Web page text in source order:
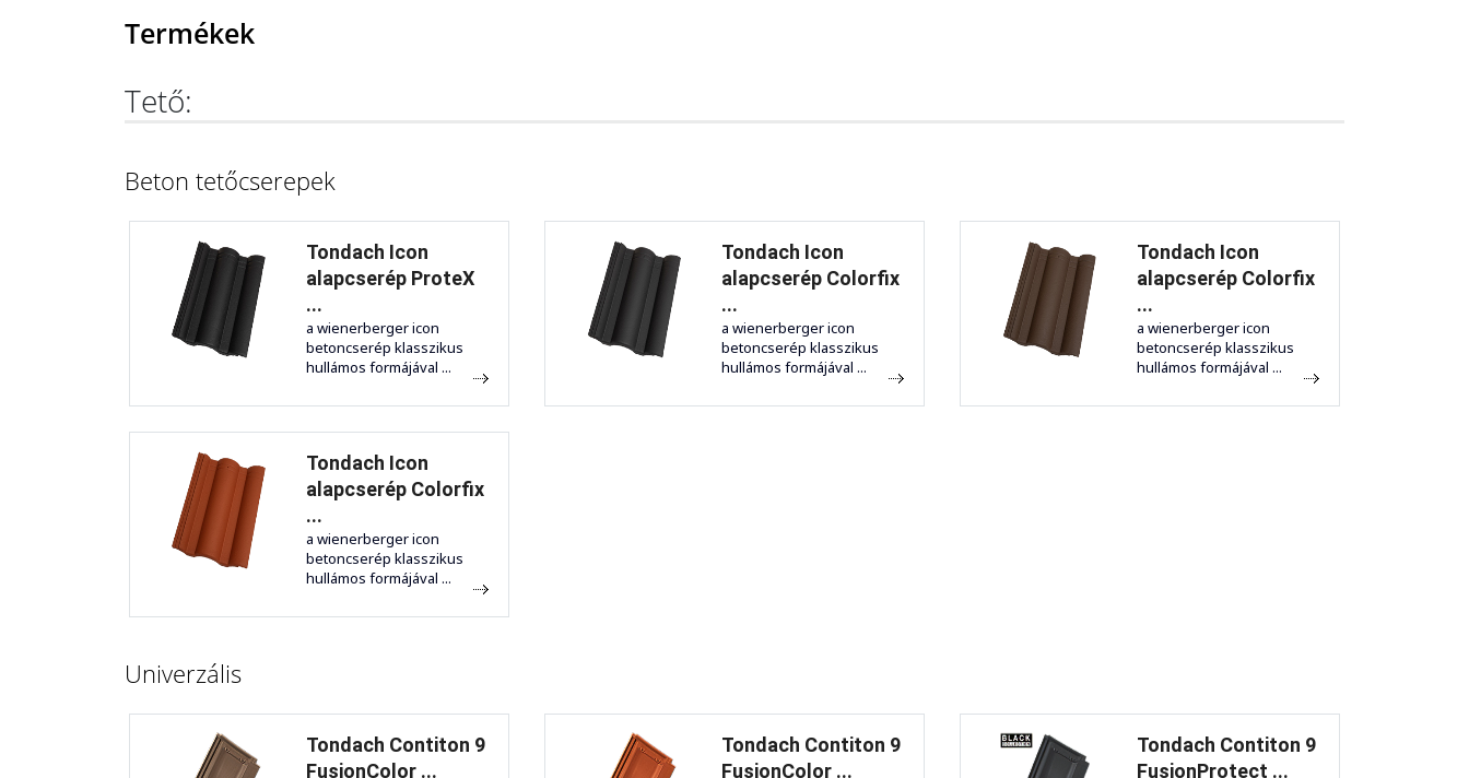
Termékek
Tető:
Beton tetőcserepek
Tondach Icon
alapcserép ProteX
...
a wienerberger icon
betoncserép klasszikus
hullámos formájával ...
Tondach Icon
alapcserép Colorfix
...
a wienerberger icon
betoncserép klasszikus
hullámos formájával ...
Tondach Icon
alapcserép Colorfix
...
a wienerberger icon
betoncserép klasszikus
hullámos formájával ...
Tondach Icon
alapcserép Colorfix
...
a wienerberger icon
betoncserép klasszikus
hullámos formájával ...
Univerzális
Tondach Contiton 9
FusionColor ...
Tondach Contiton 9
FusionColor ...
Tondach Contiton 9
FusionProtect ...